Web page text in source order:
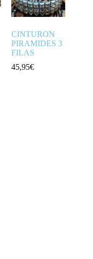
CINTURON
PIRAMIDES 3
FILAS
45,95€